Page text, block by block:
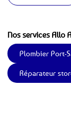
Nos services Allo
Plombier Port-
Réparateur